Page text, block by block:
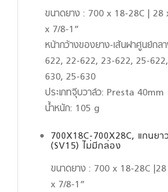
ขนาดยาง : 700 x 18-28C |
x 7/8-1”
หน้ากว้างของยาง-เส้นผ่าศูนย์ก
622, 22-622, 23-622, 25-
630, 25-630
ประเภทจุ๊บวาล์ว: Presta 40mm
น้ำหนัก: 105 g
700X18C-700X28C, แกนย
(SV15) ไม่มีกล่อง
ขนาดยาง : 700 x 18-28C
x 7/8-1”